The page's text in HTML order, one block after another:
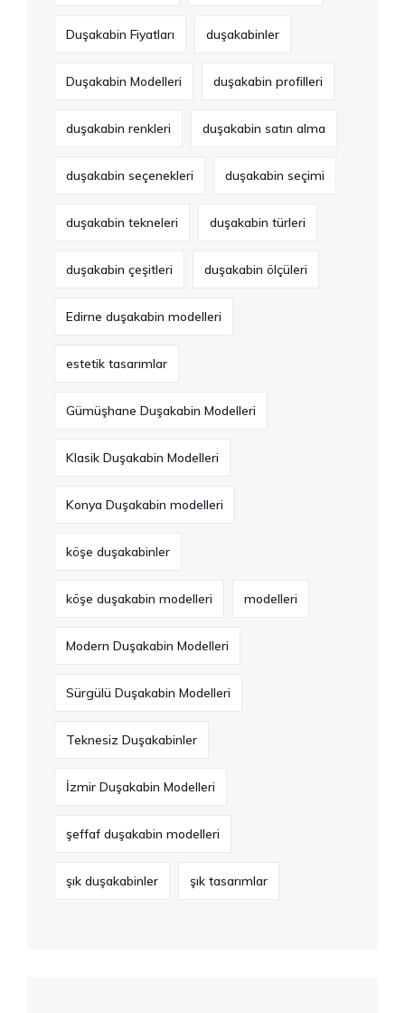
Duşakabin Fiyatları duşakabinler
Duşakabin Modelleri duşakabin profilleri
duşakabin renkleri duşakabin satın alma
duşakabin seçenekleri duşakabin seçimi
duşakabin tekneleri duşakabin türleri
duşakabin çeşitleri duşakabin ölçüleri
Edirne duşakabin modelleri
estetik tasarımlar
Gümüşhane Duşakabin Modelleri
Klasik Duşakabin Modelleri
Konya Duşakabin modelleri
köşe duşakabinler
köşe duşakabin modelleri modelleri
Modern Duşakabin Modelleri
Sürgülü Duşakabin Modelleri
Teknesiz Duşakabinler
İzmir Duşakabin Modelleri
şeffaf duşakabin modelleri
şık duşakabinler şık tasarımlar